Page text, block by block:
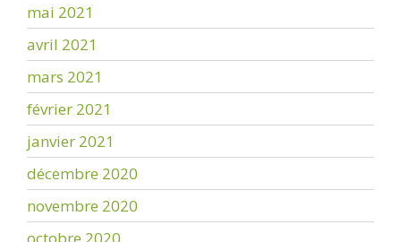
mai 2021
avril 2021
mars 2021
février 2021
janvier 2021
décembre 2020
novembre 2020
octobre 2020